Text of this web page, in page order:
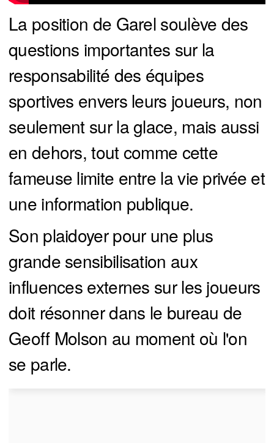
La position de Garel soulève des
questions importantes sur la
responsabilité des équipes
sportives envers leurs joueurs, non
seulement sur la glace, mais aussi
en dehors, tout comme cette
fameuse limite entre la vie privée et
une information publique.
Son plaidoyer pour une plus
grande sensibilisation aux
influences externes sur les joueurs
doit résonner dans le bureau de
Geoff Molson au moment où l'on
se parle.